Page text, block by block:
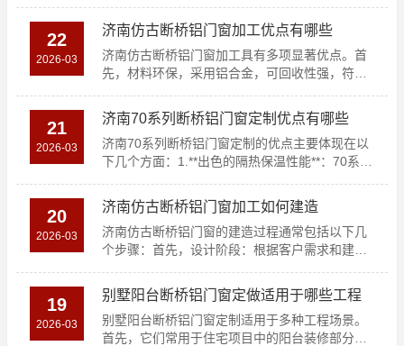
22
2026-03
济南仿古断桥铝门窗加工优点有哪些
济南仿古断桥铝门窗加工具有多项显著优点。首
先，材料环保，采用铝合金，可回收性强，符合
21
2026-03
济南70系列断桥铝门窗定制优点有哪些
济南70系列断桥铝门窗定制的优点主要体现在以
下几个方面：1.**出色的隔热保温性能**：70系列
20
2026-03
济南仿古断桥铝门窗加工如何建造
济南仿古断桥铝门窗的建造过程通常包括以下几
个步骤：首先，设计阶段：根据客户需求和建筑
19
2026-03
别墅阳台断桥铝门窗定做适用于哪些工程
别墅阳台断桥铝门窗定制适用于多种工程场景。
首先，它们常用于住宅项目中的阳台装修部分，